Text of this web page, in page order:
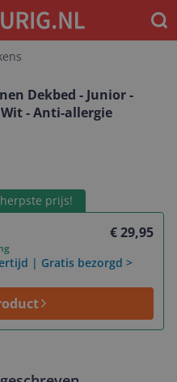
Dekbed - Junior -
Wit - Anti-allergie
prijs!
€ 29,95
| Gratis bezorgd >